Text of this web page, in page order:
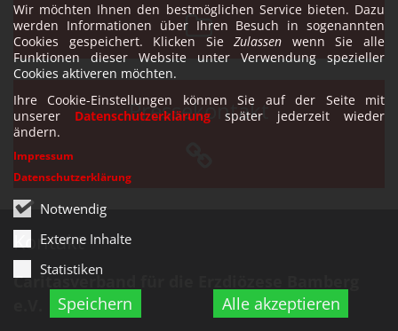
Wir möchten Ihnen den bestmöglichen Service bieten. Dazu
werden Informationen über Ihren Besuch in sogenannten
Cookies gespeichert. Klicken SieZulassen wenn Sie alle
Funktionen dieser Website unter Verwendung spezieller
Cookies aktiveren möchten.
Ihre Cookie-Einstellungen können Sie auf der Seite mit
unserer Datenschutzerklärung später jederzeit wieder
ändern.
Notwendig
Externe Inhalte
Statistiken
Speichern Alle akzeptieren
Impressum
Datenschutzerklärung
Pressekontakt
Kontakt
Caritasverband für die Erzdiözese Bamberg